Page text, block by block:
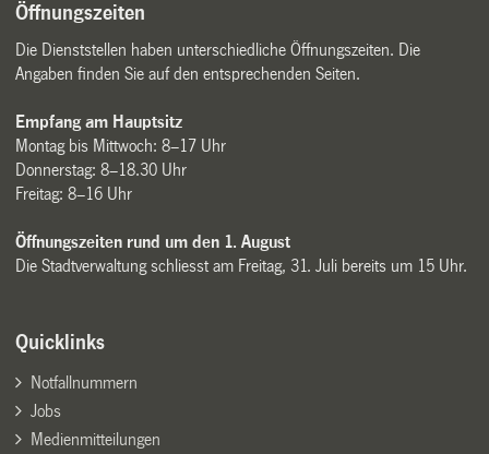
Öffnungszeiten
Die Dienststellen haben unterschiedliche Öffnungszeiten. Die
Angaben finden Sie auf den entsprechenden Seiten.
Empfang am Hauptsitz
Montag bis Mittwoch: 8–17 Uhr
Donnerstag: 8–18.30 Uhr
Freitag: 8–16 Uhr
Öffnungszeiten rund um den 1. August
Die Stadtverwaltung schliesst am Freitag, 31. Juli bereits um 15 Uhr.
Quicklinks
Notfallnummern
Jobs
Medienmitteilungen